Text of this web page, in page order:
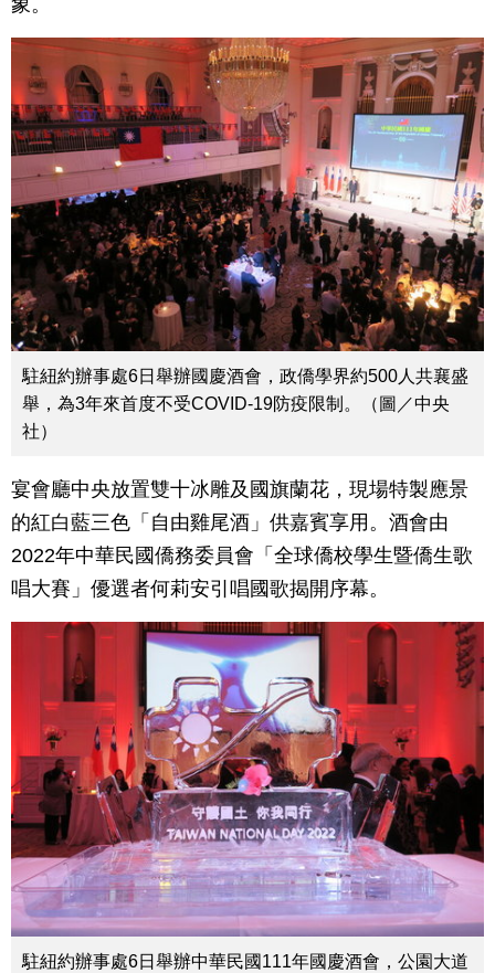
駐紐約辦事處6日舉辦國慶酒會，政僑學界約500人共襄盛
舉，為3年來首度不受COVID-19防疫限制。（圖／中央
社）
宴會廳中央放置雙十冰雕及國旗蘭花，現場特製應景
的紅白藍三色「自由雞尾酒」供嘉賓享用。酒會由
2022年中華民國僑務委員會「全球僑校學生暨僑生歌
唱大賽」優選者何莉安引唱國歌揭開序幕。
駐紐約辦事處6日舉辦中華民國111年國慶酒會，公園大道